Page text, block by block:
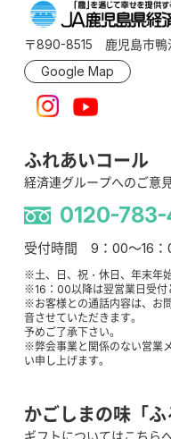
〒890-8515 鹿児島市鴨
Google Map
ふれあいコール
経済連グループへのご意
0120-
受付時間 9：00～16：
※土、日、祝・休日、年末年
※16：00以降は翌営業日受付
※お客様との通話内容は、お
音させていただきます。
予めご了承下さい。
※弊会事業と関係のない営業
い申し上げます。
かごしまの味「ふ